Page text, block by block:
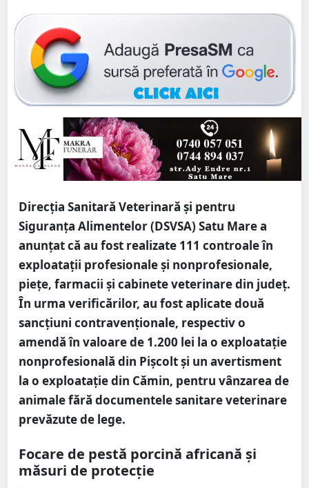
Direcția Sanitară Veterinară și pentru
Siguranța Alimentelor (DSVSA) Satu Mare a
anunțat că au fost realizate 111 controale în
exploatații profesionale și nonprofesionale,
piețe, farmacii și cabinete veterinare din județ.
În urma verificărilor, au fost aplicate două
sancțiuni contravenționale, respectiv o
amendă în valoare de 1.200 lei la o exploatație
nonprofesională din Pișcolt și un avertisment
la o exploatație din Cămin, pentru vânzarea de
animale fără documentele sanitare veterinare
prevăzute de lege.
Focare de pestă porcină africană și
măsuri de protecție